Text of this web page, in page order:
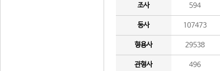
조사 594
동사 107473
형용사 29538
관형사 496